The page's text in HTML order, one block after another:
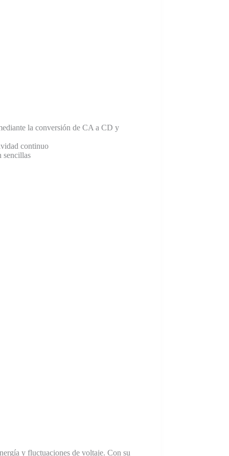
la conversión de CA a CD y
continuo
sencillas
y fluctuaciones de voltaje. Con su